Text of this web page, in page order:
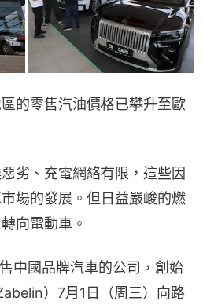
的零售汽油價格已攀升至歐
劣、充電網絡有限，這些因
場的發展。但日益嚴峻的燃
向電動車。
中國品牌汽車的公司，創始
）7月1日（周三）向路